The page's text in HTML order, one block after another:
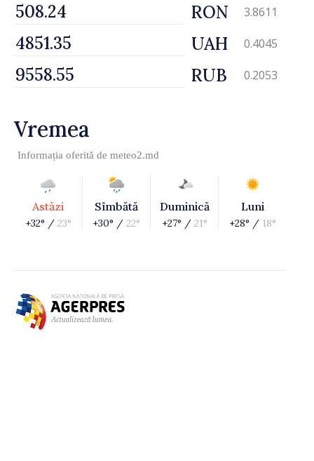
RON 3.8611
UAH 0.4045
RUB 0.2053
Vremea
Informația oferită de meteo2.md
Astăzi
+32° / 23°
Sîmbătă
+30° / 22°
Duminică
+27° / 21°
Luni
+28° / 18°